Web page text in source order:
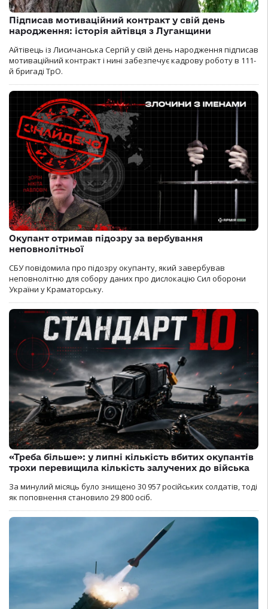
Підписав мотиваційний контракт у свій день
народження: історія айтівця з Луганщини
Айтівець із Лисичанська Сергій у свій день народження підписав
мотиваційний контракт і нині забезпечує кадрову роботу в 111-
й бригаді ТрО.
Окупант отримав підозру за вербування
неповнолітньої
СБУ повідомила про підозру окупанту, який завербував
неповнолітню для собору даних про дислокацію Сил оборони
України у Краматорську.
«Треба більше»: у липні кількість вбитих окупантів
трохи перевищила кількість залучених до війська
За минулий місяць було знищено 30 957 російських солдатів, тоді
як поповнення становило 29 800 осіб.